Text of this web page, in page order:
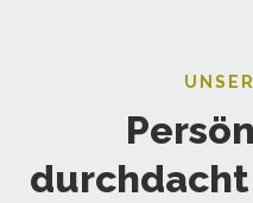
durchdacht